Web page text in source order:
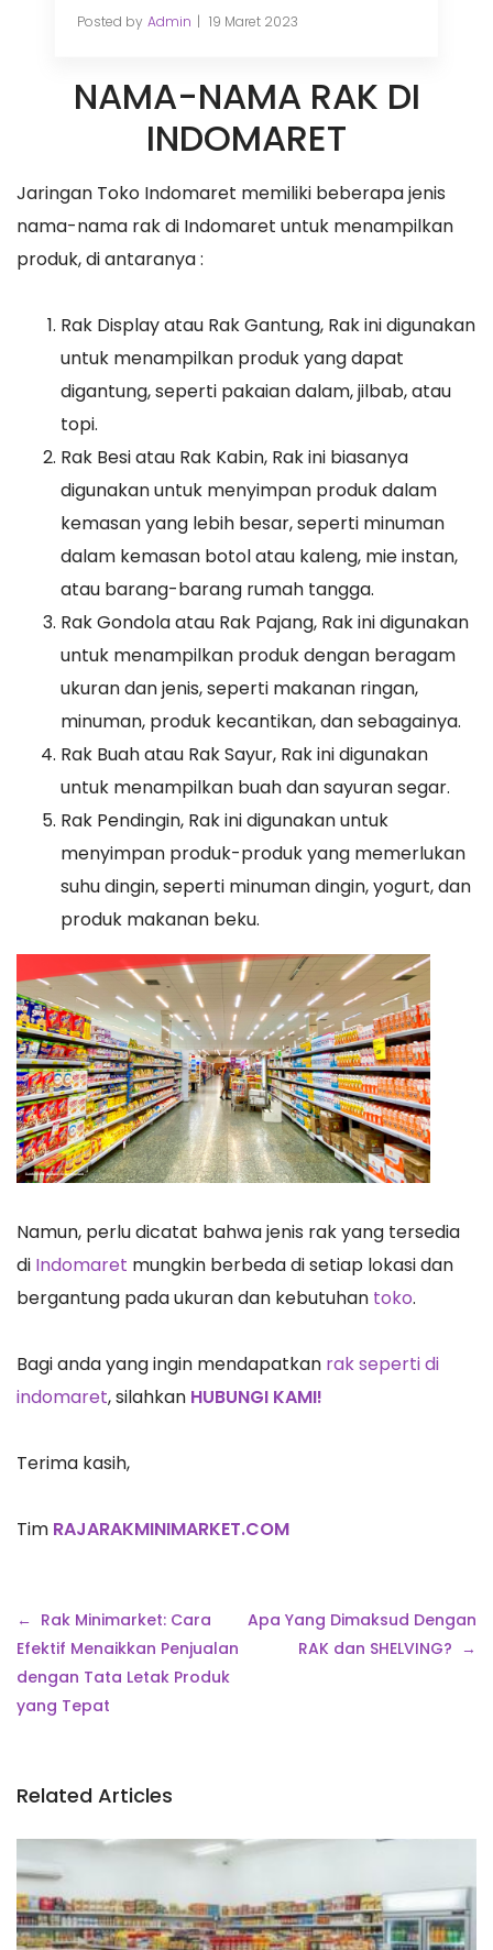
Posted by Admin 19 Maret 2023
NAMA-NAMA RAK DI
INDOMARET
Jaringan Toko Indomaret memiliki beberapa jenis
nama-nama rak di Indomaret untuk menampilkan
produk, di antaranya :
Rak Display atau Rak Gantung, Rak ini digunakan
untuk menampilkan produk yang dapat
digantung, seperti pakaian dalam, jilbab, atau
topi.
Rak Besi atau Rak Kabin, Rak ini biasanya
digunakan untuk menyimpan produk dalam
kemasan yang lebih besar, seperti minuman
dalam kemasan botol atau kaleng, mie instan,
atau barang-barang rumah tangga.
Rak Gondola atau Rak Pajang, Rak ini digunakan
untuk menampilkan produk dengan beragam
ukuran dan jenis, seperti makanan ringan,
minuman, produk kecantikan, dan sebagainya.
Rak Buah atau Rak Sayur, Rak ini digunakan
untuk menampilkan buah dan sayuran segar.
Rak Pendingin, Rak ini digunakan untuk
menyimpan produk-produk yang memerlukan
suhu dingin, seperti minuman dingin, yogurt, dan
produk makanan beku.
Namun, perlu dicatat bahwa jenis rak yang tersedia
di Indomaret mungkin berbeda di setiap lokasi dan
bergantung pada ukuran dan kebutuhan toko.
Bagi anda yang ingin mendapatkan rak seperti di
indomaret, silahkan HUBUNGI KAMI!
Terima kasih,
Tim RAJARAKMINIMARKET.COM
Navigasi
pos
Rak Minimarket: Cara
Efektif Menaikkan Penjualan
dengan Tata Letak Produk
yang Tepat
Apa Yang Dimaksud Dengan
RAK dan SHELVING?
Related Articles